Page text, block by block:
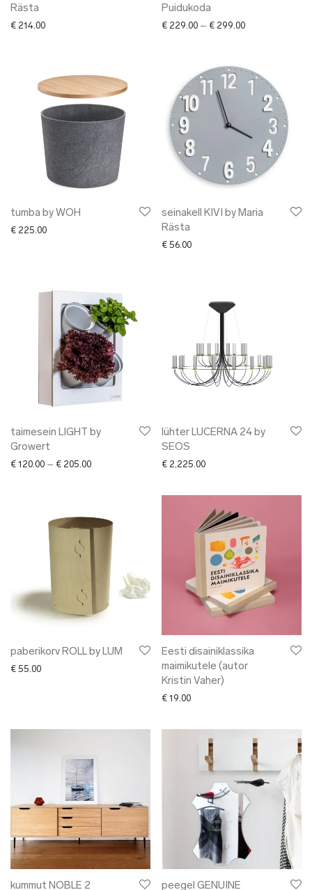
Rästa
€ 214.00
Puidukoda
€ 229.00 – € 299.00Price range: €
tumba by WOH
€ 225.00
seinakell KIVI by Maria
Rästa
€ 56.00
taimesein LIGHT by
Growert
€ 120.00 – € 205.00Price range: € 120.00 through € 205.00
lühter LUCERNA 24 by
SEOS
€ 2,225.00
paberikorv ROLL by LUM
€ 55.00
Eesti disainiklassika
maimikutele (autor
Kristin Vaher)
€ 19.00
kummut NOBLE 2 peegel GENUINE